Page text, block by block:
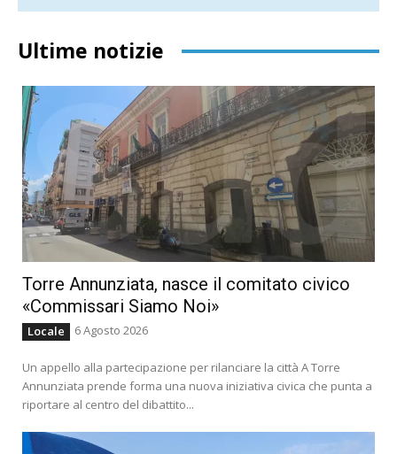
Ultime notizie
Torre Annunziata, nasce il comitato civico
«Commissari Siamo Noi»
Locale 6 Agosto 2026
Un appello alla partecipazione per rilanciare la città A Torre
Annunziata prende forma una nuova iniziativa civica che punta a
riportare al centro del dibattito...